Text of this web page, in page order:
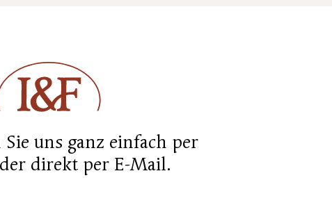
uns ganz einfach per
direkt per E-Mail.